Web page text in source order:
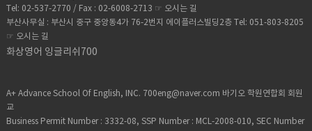
Tel: 02-537-2770 / Fax : 02-6008-2713 ☞ 오시는 길
부산사무실 : 부산시 중구 중앙동4가 76-2번지 에이플러스빌딩2층 Tel: 051-803-8205
☞ 오시는 길
화상영어 잉글리쉬700
A+ Advance School Of English, INC. 700eng@naver.com 바기오 학원연합회 회원
교
Business Permit Number : 3332-08, SSP Number : MCL-2008-010, SEC Number